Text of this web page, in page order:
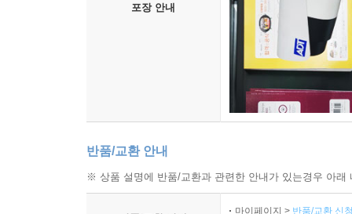
포장 안내
반품/교환 안내
※ 상품 설명에 반품/교환과 관련한 안내가 있는경우 아
마이페이지 > 반품/교환 신